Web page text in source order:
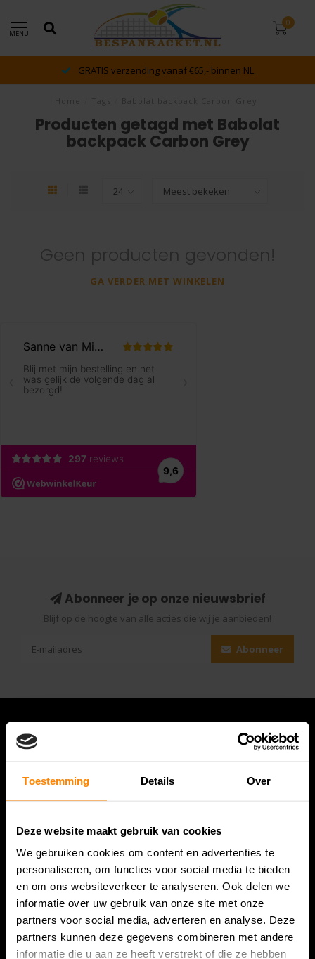
Toestemming Details Over
Deze website maakt gebruik van cookies
We gebruiken cookies om content en advertenties te
personaliseren, om functies voor social media te bieden
en om ons websiteverkeer te analyseren. Ook delen we
informatie over uw gebruik van onze site met onze
partners voor social media, adverteren en analyse. Deze
partners kunnen deze gegevens combineren met andere
informatie die u aan ze heeft verstrekt of die ze hebben
MENU
0
GRATIS verzending vanaf €65,- binnen NL
Producten getagd met Babolat
backpack Carbon Grey
Geen producten gevonden!
GA VERDER MET WINKELEN
Abonneer je op onze nieuwsbrief
Blijf op de hoogte van alle acties die wij je aanbieden!
Abonneer
Bespanracket.nl is dé racketspecialist van Lelystad en
omstreken.
Snijdersstraat 6
8224 AA Lelystad
Nederland